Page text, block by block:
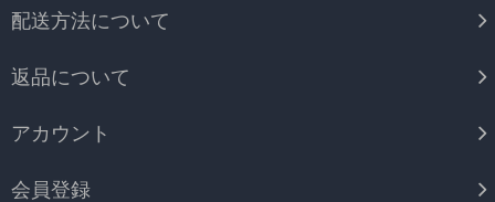
配送方法について
返品について
アカウント
会員登録